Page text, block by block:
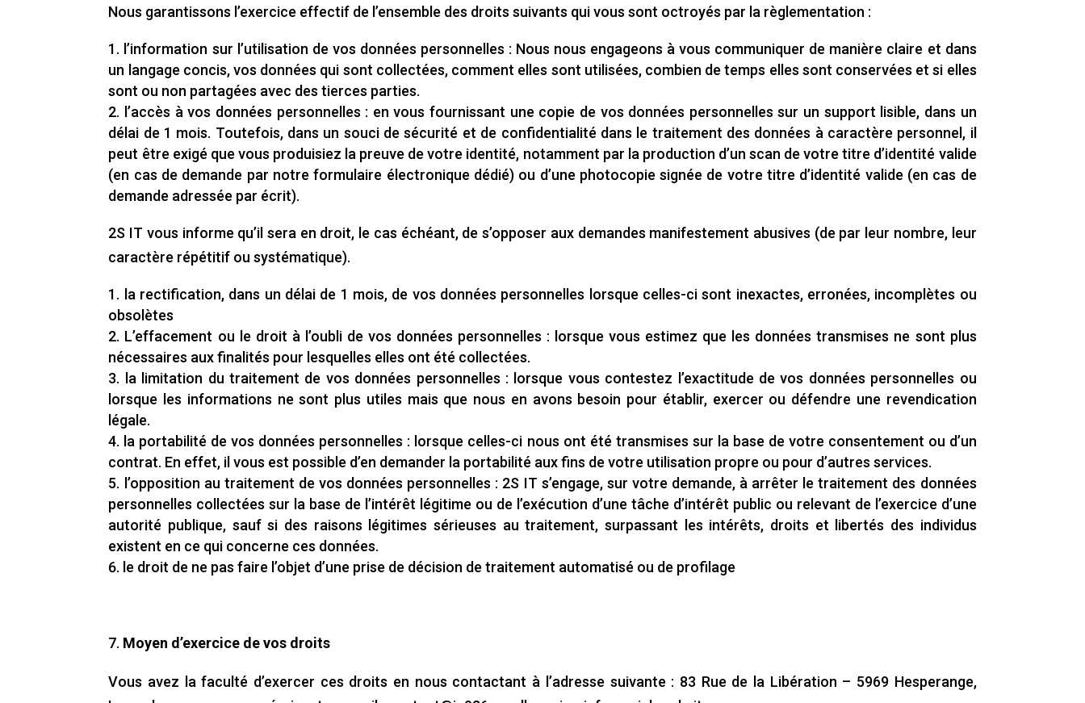
Nous garantissons l’exercice effectif de l’ensemble des droits suivants qui vous sont octroyés par la règlementation :
l’information sur l’utilisation de vos données personnelles : Nous nous engageons à vous communiquer de manière claire et dans
un langage concis, vos données qui sont collectées, comment elles sont utilisées, combien de temps elles sont conservées et si elles
sont ou non partagées avec des tierces parties.
l’accès à vos données personnelles : en vous fournissant une copie de vos données personnelles sur un support lisible, dans un
délai de 1 mois. Toutefois, dans un souci de sécurité et de confidentialité dans le traitement des données à caractère personnel, il
peut être exigé que vous produisiez la preuve de votre identité, notamment par la production d’un scan de votre titre d’identité valide
(en cas de demande par notre formulaire électronique dédié) ou d’une photocopie signée de votre titre d’identité valide (en cas de
demande adressée par écrit).
2S IT vous informe qu’il sera en droit, le cas échéant, de s’opposer aux demandes manifestement abusives (de par leur nombre, leur
caractère répétitif ou systématique).
la rectification, dans un délai de 1 mois, de vos données personnelles lorsque celles-ci sont inexactes, erronées, incomplètes ou
obsolètes
L’effacement ou le droit à l’oubli de vos données personnelles : lorsque vous estimez que les données transmises ne sont plus
nécessaires aux finalités pour lesquelles elles ont été collectées.
la limitation du traitement de vos données personnelles : lorsque vous contestez l’exactitude de vos données personnelles ou
lorsque les informations ne sont plus utiles mais que nous en avons besoin pour établir, exercer ou défendre une revendication
légale.
la portabilité de vos données personnelles : lorsque celles-ci nous ont été transmises sur la base de votre consentement ou d’un
contrat. En effet, il vous est possible d’en demander la portabilité aux fins de votre utilisation propre ou pour d’autres services.
l’opposition au traitement de vos données personnelles : 2S IT s’engage, sur votre demande, à arrêter le traitement des données
personnelles collectées sur la base de l’intérêt légitime ou de l’exécution d’une tâche d’intérêt public ou relevant de l’exercice d’une
autorité publique, sauf si des raisons légitimes sérieuses au traitement, surpassant les intérêts, droits et libertés des individus
existent en ce qui concerne ces données.
le droit de ne pas faire l’objet d’une prise de décision de traitement automatisé ou de profilage
7. Moyen d’exercice de vos droits
Vous avez la faculté d’exercer ces droits en nous contactant à l’adresse suivante : 83 Rue de la Libération – 5969 Hesperange,